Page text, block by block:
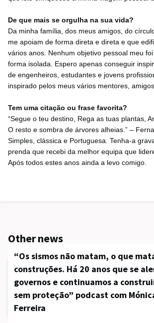
De que mais se orgulha na sua vida?
Da minha família, dos meus amigos, do
me apoiam de forma direta e direta e que
vários anos. Nenhum objetivo pessoal meu
forma isolada. Espero apenas conseguir
de engenheiros, estudantes e jovens
inspirado pelos meus vários mentores,
Tem uma citação ou frase favorita?
“Segue o teu destino, Rega as tuas plantas,
O resto e sombra de árvores alheias.” –
Simples, clássica e Portuguesa. Tenha-a
prenda que recebi da melhor equipa que
Após todos estes anos ainda a levo comigo.
Other news
“Os sismos não matam, o que
construções. Há 20 anos que se
governos e continuamos a
sem proteção” podcast com
Ferreira